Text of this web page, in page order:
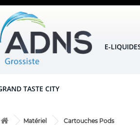
E-
TASTE CITY
Matériel Cartouches Pods